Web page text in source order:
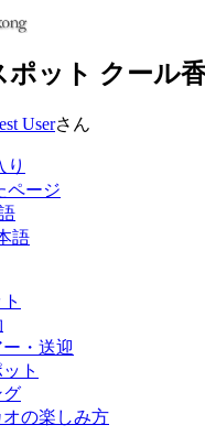
ポット クール
Userさん
り
ページ
語
・送迎
ト
グ
の楽しみ方